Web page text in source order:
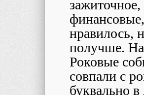
нравилось,
получше. На
Роковые
совпали с
буквально